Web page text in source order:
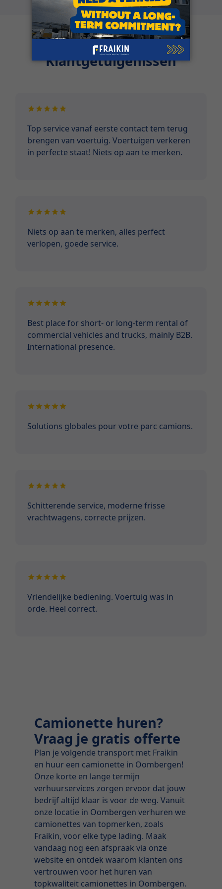
Klantgetuigenissen
Top service vanaf eerste contact tem terug
brengen van voertuig. Voertuigen verkeren
in perfecte staat! Niets op aan te merken.
Niets op aan te merken, alles perfect
verlopen, goede service.
Best place for short- or long-term rental of
commercial vehicles and trucks, mainly B2B.
International presence.
Solutions globales pour votre parc camions.
Schitterende service, moderne frisse
vrachtwagens, correcte prijzen.
Vriendelijke bediening. Voertuig was in
orde. Heel correct.
Camionette huren?
Vraag je gratis offerte
Plan je volgende transport met Fraikin
en huur een camionette in Oombergen!
Onze korte en lange termijn
verhuurservices zorgen ervoor dat jouw
bedrijf altijd klaar is voor de weg. Vanuit
onze locatie in Oombergen verhuren we
camionettes van topmerken, zoals
Fraikin, voor elke type lading. Maak
vandaag nog een afspraak via onze
website en ontdek waarom klanten ons
vertrouwen voor het huren van
topkwaliteit camionettes in Oombergen.